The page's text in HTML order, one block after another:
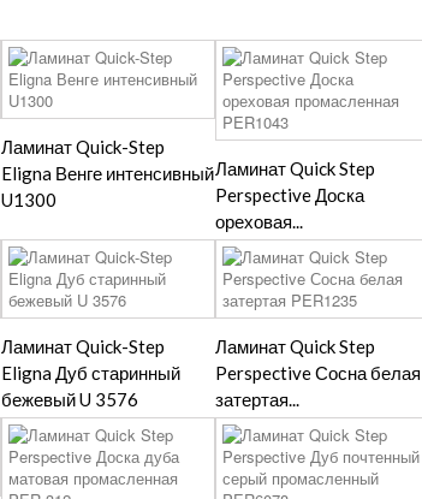
Ламинат Quick-Step
Eligna Венге интенсивный
U1300
Ламинат Quick Step
Perspective Доска
ореховая...
Ламинат Quick-Step
Eligna Дуб старинный
бежевый U 3576
Ламинат Quick Step
Perspective Сосна белая
затертая...